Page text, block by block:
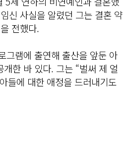
신 사실을 알렸던 그는 결혼 약
전했다.
그램에 출연해 출산을 앞둔 아
한 바 있다. 그는 “벌써 제 얼
들에 대한 애정을 드러내기도